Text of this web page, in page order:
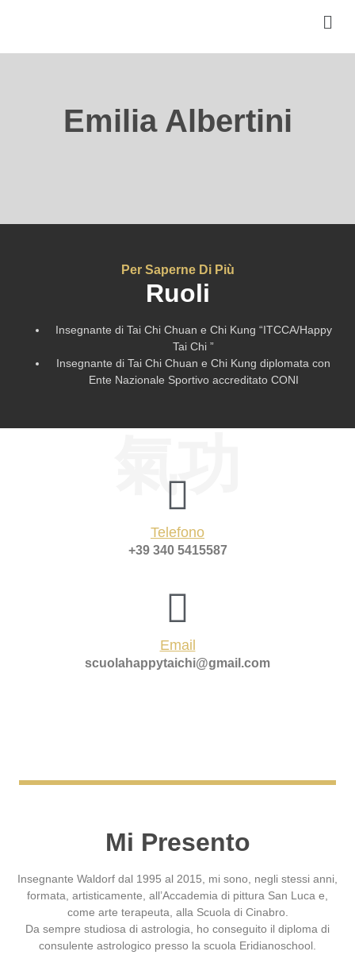
Emilia Albertini
Per Saperne Di Più
Ruoli
Insegnante di Tai Chi Chuan e Chi Kung “ITCCA/Happy
Tai Chi ”
Insegnante di Tai Chi Chuan e Chi Kung diplomata con
Ente Nazionale Sportivo accreditato CONI
Telefono
+39 340 5415587
Email
scuolahappytaichi@gmail.com
氣功
Mi Presento
Insegnante Waldorf dal 1995 al 2015, mi sono, negli stessi anni,
formata, artisticamente, all’Accademia di pittura San Luca e,
come arte terapeuta, alla Scuola di Cinabro.
Da sempre studiosa di astrologia, ho conseguito il diploma di
consulente astrologico presso la scuola Eridianoschool.